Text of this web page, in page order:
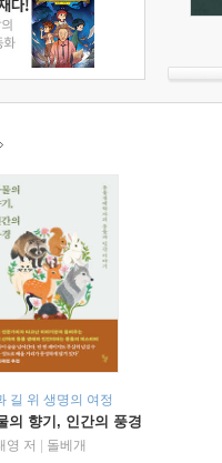
길 위 생명의 여정
의 향기, 인간의 풍경
영 저
돌베개